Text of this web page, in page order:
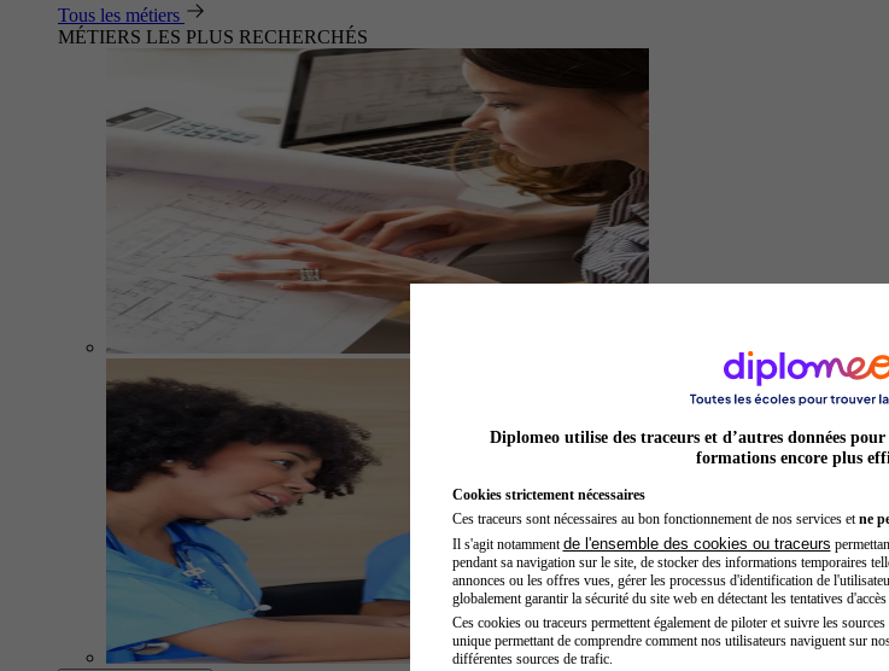
Tous les métiers
MÉTIERS LES PLUS RECHERCHÉS
Diplomeo utilise des traceurs et d’autres données
formations encore plus
Cookies strictement nécessaires
Ces traceurs sont nécessaires au bon fonctionnement de nos services et ne
Il s'agit notamment de l'ensemble des cookies ou traceurs
pendant sa navigation sur le site, de stocker des informations temporaires
annonces ou les offres vues, gérer les processus d'identification de
globalement garantir la sécurité du site web en détectant les tentatives
Ces cookies ou traceurs permettent également de piloter et suivre les
unique permettant de comprendre comment nos utilisateurs naviguent sur
différentes sources de trafic.